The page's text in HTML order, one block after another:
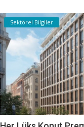
Sektörel Bilgiler